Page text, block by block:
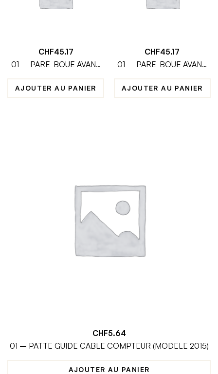
CHF45.17
01 – PARE-BOUE AVANT
AJOUTER AU PANIER
CHF45.17
01 – PARE-BOUE AVANT
AJOUTER AU PANIER
CHF5.64
01 – PATTE GUIDE CABLE COMPTEUR (MODELE 2015)
AJOUTER AU PANIER